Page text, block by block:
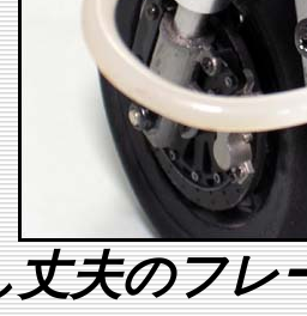
丈夫のフレ